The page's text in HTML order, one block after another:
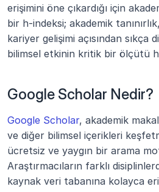
erişimini öne çıkardığı için
bir h-indeksi; akademik
kariyer gelişimi açısından sıkça
bilimsel etkinin kritik bir ölçütü
Google Scholar Nedir?
Google Scholar, akademik
ve diğer bilimsel içerikleri
ücretsiz ve yaygın bir arama
Araştırmacıların farklı
kaynak veri tabanına kolayca